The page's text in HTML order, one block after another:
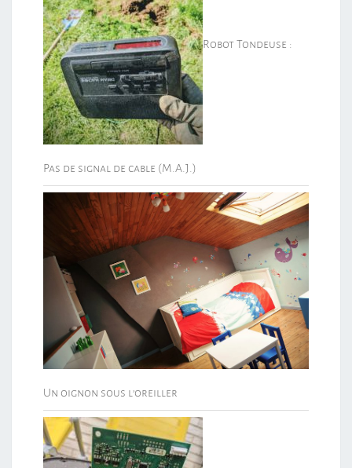
Robot Tondeuse :
Pas de signal de cable (M.A.J.)
Un oignon sous l’oreiller